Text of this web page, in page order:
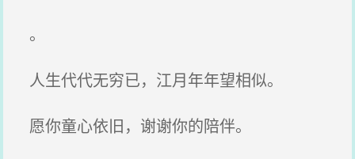
。
人生代代无穷已，江月年年望相似。
愿你童心依旧，谢谢你的陪伴。